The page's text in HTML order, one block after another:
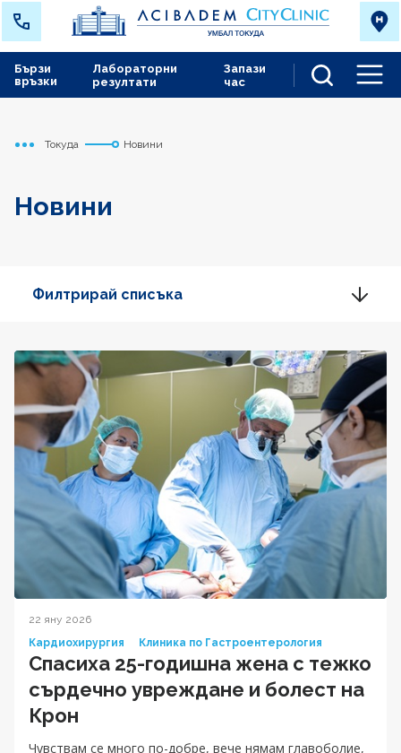
Лабораторни
резултати
Запази
час
Бързи
връзки
Начало
Токуда Новини
Новини
Филтрирай списъка
22 яну 2026
Кардиохирургия
Клиника по Гастроентерология
Спасиха 25-годишна жена с тежко
сърдечно увреждане и болест на
Крон
Чувствам се много по-добре, вече нямам главоболие,